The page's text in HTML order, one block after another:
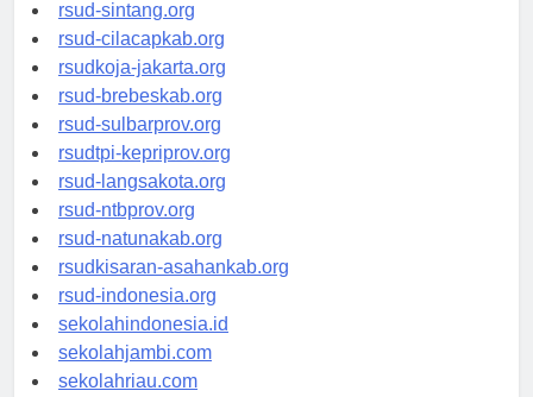
rsud-sintang.org
rsud-cilacapkab.org
rsudkoja-jakarta.org
rsud-brebeskab.org
rsud-sulbarprov.org
rsudtpi-kepriprov.org
rsud-langsakota.org
rsud-ntbprov.org
rsud-natunakab.org
rsudkisaran-asahankab.org
rsud-indonesia.org
sekolahindonesia.id
sekolahjambi.com